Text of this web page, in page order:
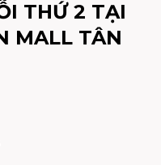
THỨ 2 TẠI
MALL TÂN